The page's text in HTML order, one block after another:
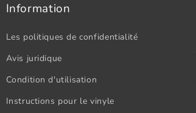
Information
Les politiques de confidentialité
Avis juridique
Condition d'utilisation
Instructions pour le vinyle